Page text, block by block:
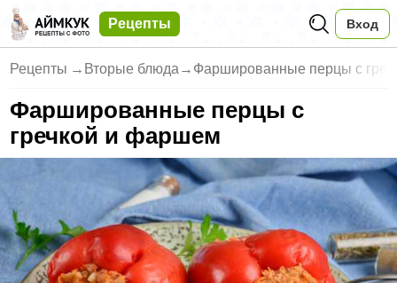
Рецепты Вход
Рецепты → Вторые блюда → Фаршированные перцы с
Фаршированные перцы с
гречкой и фаршем